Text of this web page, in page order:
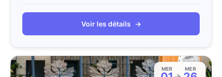
Voir les détails →
MER MER